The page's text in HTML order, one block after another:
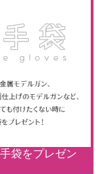
袋をプレゼン